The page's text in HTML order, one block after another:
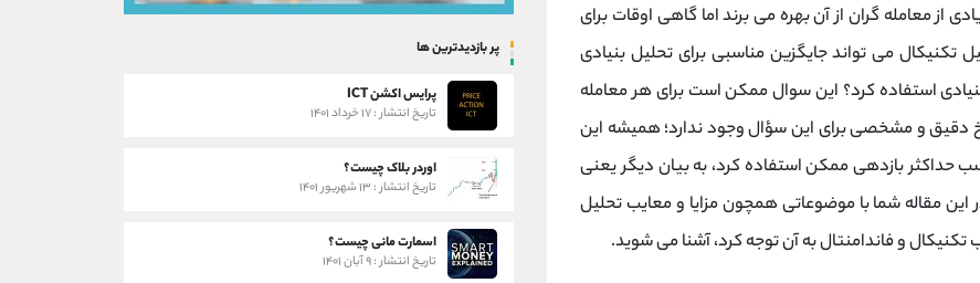
از معامله گران از آن بهره می برند اما گاهی اوقات برای
می ‌تواند جایگزین مناسبی برای تحلیل بنیادی
استفاده کرد؟ این سوال ممکن است برای هر معامله
دقیق و مشخصی برای این سؤال وجود ندارد؛ همیشه این
بازدهی ممکن استفاده کرد، به بیان دیگر یعنی
این مقاله شما با موضوعاتی همچون مزایا و معایب تحلیل
و فاندامنتال به آن توجه کرد، آشنا می شوید.
پر بازدیدترین ها
پرایس اکشن ICT
تاریخ انتشار : ۱۷ خرداد ۱۴۰۱
اوردر بلاک چیست؟
تاریخ انتشار : ۱۳ شهریور ۱۴۰۱
اسمارت مانی چیست؟
تاریخ انتشار : ۹ آبان ۱۴۰۱